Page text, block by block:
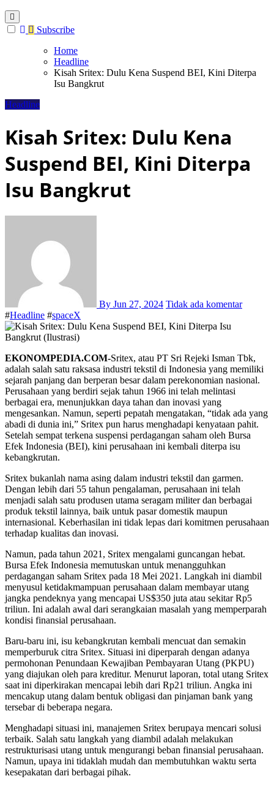
Subscribe
Home
Headline
Kisah Sritex: Dulu Kena Suspend BEI, Kini Diterpa
Isu Bangkrut
Headline
Kisah Sritex: Dulu Kena
Suspend BEI, Kini Diterpa
Isu Bangkrut
By Jun 27, 2024 Tidak ada komentar
#Headline #spaceX
EKONOMPEDIA.COM-Sritex, atau PT Sri Rejeki Isman Tbk,
adalah salah satu raksasa industri tekstil di Indonesia yang memiliki
sejarah panjang dan berperan besar dalam perekonomian nasional.
Perusahaan yang berdiri sejak tahun 1966 ini telah melintasi
berbagai era, menunjukkan daya tahan dan inovasi yang
mengesankan. Namun, seperti pepatah mengatakan, “tidak ada yang
abadi di dunia ini,” Sritex pun harus menghadapi kenyataan pahit.
Setelah sempat terkena suspensi perdagangan saham oleh Bursa
Efek Indonesia (BEI), kini perusahaan ini kembali diterpa isu
kebangkrutan.
Sritex bukanlah nama asing dalam industri tekstil dan garmen.
Dengan lebih dari 55 tahun pengalaman, perusahaan ini telah
menjadi salah satu produsen utama seragam militer dan berbagai
produk tekstil lainnya, baik untuk pasar domestik maupun
internasional. Keberhasilan ini tidak lepas dari komitmen perusahaan
terhadap kualitas dan inovasi.
Namun, pada tahun 2021, Sritex mengalami guncangan hebat.
Bursa Efek Indonesia memutuskan untuk menangguhkan
perdagangan saham Sritex pada 18 Mei 2021. Langkah ini diambil
menyusul ketidakmampuan perusahaan dalam membayar utang
jangka pendeknya yang mencapai US$350 juta atau sekitar Rp5
triliun. Ini adalah awal dari serangkaian masalah yang memperparah
kondisi finansial perusahaan.
Baru-baru ini, isu kebangkrutan kembali mencuat dan semakin
memperburuk citra Sritex. Situasi ini diperparah dengan adanya
permohonan Penundaan Kewajiban Pembayaran Utang (PKPU)
yang diajukan oleh para kreditur. Menurut laporan, total utang Sritex
saat ini diperkirakan mencapai lebih dari Rp21 triliun. Angka ini
mencakup utang dalam bentuk obligasi dan pinjaman bank yang
tersebar di beberapa negara.
Menghadapi situasi ini, manajemen Sritex berupaya mencari solusi
terbaik. Salah satu langkah yang diambil adalah melakukan
restrukturisasi utang untuk mengurangi beban finansial perusahaan.
Namun, upaya ini tidaklah mudah dan membutuhkan waktu serta
kesepakatan dari berbagai pihak.